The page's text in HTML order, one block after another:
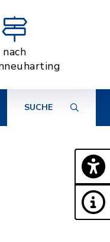
nach
SUCHE